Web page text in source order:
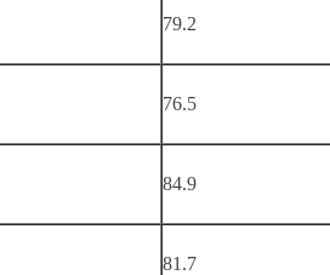
79.2
76.5
84.9
81.7